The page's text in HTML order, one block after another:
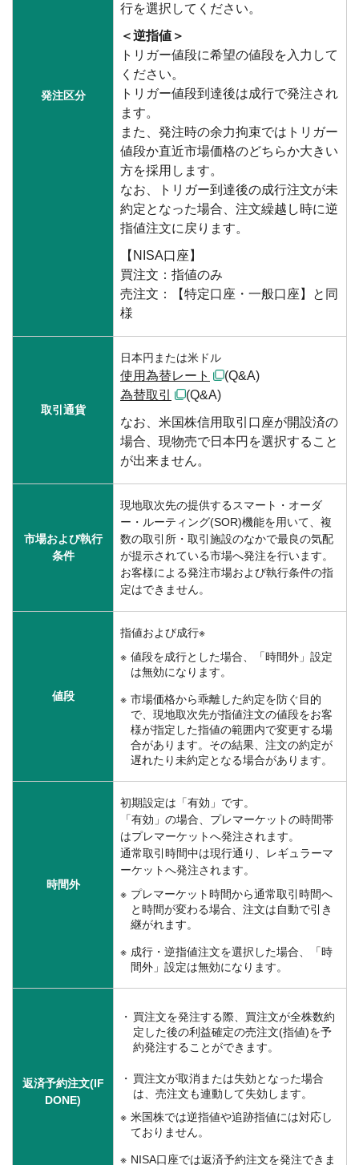
発注区分
行を選択してください。
＜逆指値＞
トリガー値段に希望の値段を入力して
ください。
トリガー値段到達後は成行で発注され
ます。
また、発注時の余力拘束ではトリガー
値段か直近市場価格のどちらか大きい
方を採用します。
なお、トリガー到達後の成行注文が未
約定となった場合、注文繰越し時に逆
指値注文に戻ります。
【NISA口座】
買注文：指値のみ
売注文：【特定口座・一般口座】と同
様
取引通貨
日本円または米ドル
使用為替レート
(Q&A)
為替取引
(Q&A)
なお、米国株信用取引口座が開設済の
場合、現物売で日本円を選択すること
が出来ません。
市場および執行
条件
現地取次先の提供するスマート・オーダ
ー・ルーティング(SOR)機能を用いて、複
数の取引所・取引施設のなかで最良の気配
が提示されている市場へ発注を行います。
お客様による発注市場および執行条件の指
定はできません。
値段
指値および成行※
値段を成行とした場合、「時間外」設定
は無効になります。
市場価格から乖離した約定を防ぐ目的
で、現地取次先が指値注文の値段をお客
様が指定した指値の範囲内で変更する場
合があります。その結果、注文の約定が
遅れたり未約定となる場合があります。
時間外
初期設定は「有効」です。
「有効」の場合、プレマーケットの時間帯
はプレマーケットへ発注されます。
通常取引時間中は現行通り、レギュラーマ
ーケットへ発注されます。
プレマーケット時間から通常取引時間へ
と時間が変わる場合、注文は自動で引き
継がれます。
成行・逆指値注文を選択した場合、「時
間外」設定は無効になります。
返済予約注文(IF
DONE)
買注文を発注する際、買注文が全株数約
定した後の利益確定の売注文(指値)を予
約発注することができます。
買注文が取消または失効となった場合
は、売注文も連動して失効します。
米国株では逆指値や追跡指値には対応し
ておりません。
NISA口座では返済予約注文を発注できま